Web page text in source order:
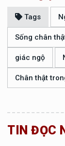
Tags
Sống chân
giác ngộ
Chân thật
TIN ĐỌC